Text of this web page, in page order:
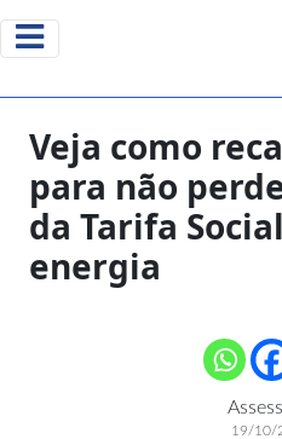
Veja como
para não
da Tarifa
energia
19/10/